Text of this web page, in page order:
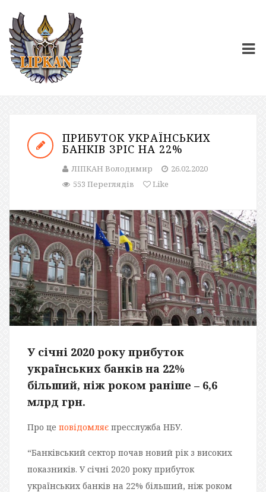
ПРИБУТОК УКРАЇНСЬКИХ
БАНКІВ ЗРІС НА 22%
ЛІПКАН Володимир
26.02.2020
553 Переглядів
Like
У січні 2020 року прибуток
українських банків на 22%
більший, ніж роком раніше – 6,6
млрд грн.
Про це повідомляє пресслужба НБУ.
“Банківський сектор почав новий рік з високих
показників. У січні 2020 року прибуток
українських банків на 22% більший, ніж роком